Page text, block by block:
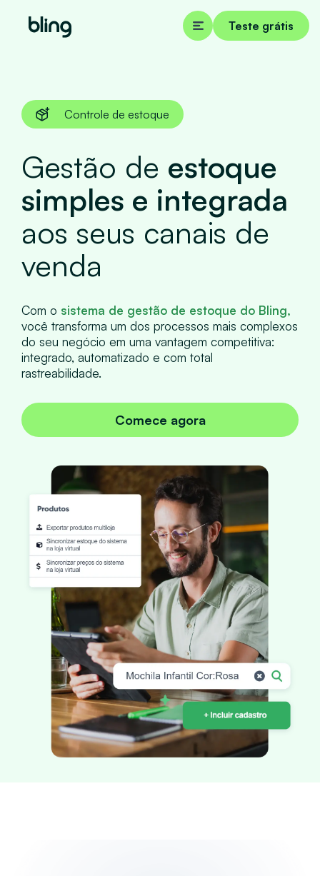
Teste grátis
Controle de estoque
Gestão de estoque
simples e integrada
aos seus canais de
venda
Com o sistema de gestão de estoque do Bling,
você transforma um dos processos mais complexos
do seu negócio em uma vantagem competitiva:
integrado, automatizado e com total
rastreabilidade.
Comece agora